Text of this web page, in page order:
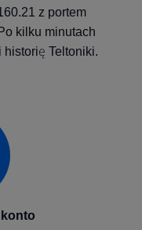
z portem
kilku minutach
Teltoniki.